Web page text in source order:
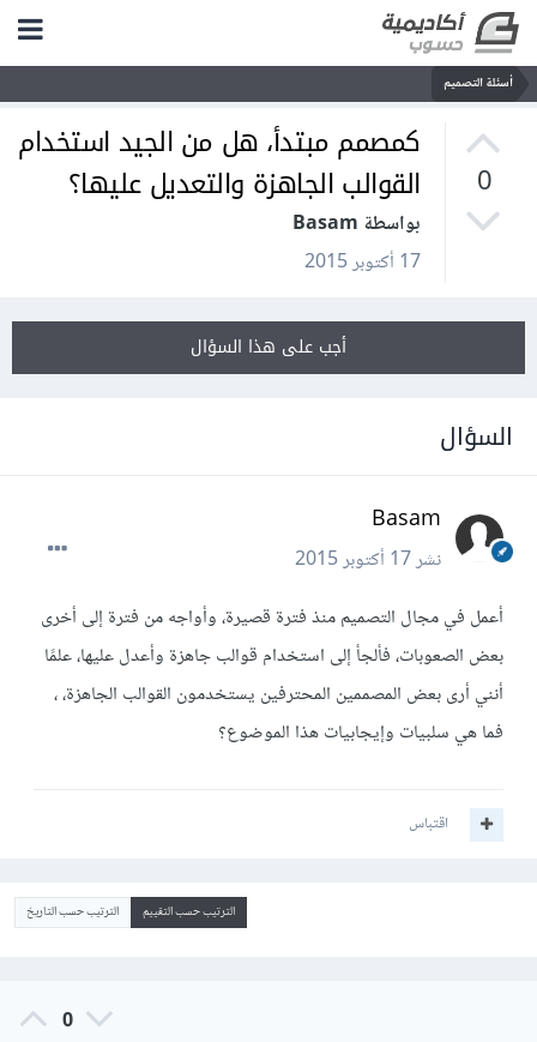
أسئلة التصميم
0
كمصمم مبتدأ، هل من الجيد استخدام
القوالب الجاهزة والتعديل عليها؟
بواسطة Basam
17 أكتوبر 2015
أجب على هذا السؤال
السؤال
Basam
نشر17 أكتوبر 2015
أعمل في مجال التصميم منذ فترة قصيرة، وأواجه من فترة إلى أخرى
بعض الصعوبات، فألجأ إلى استخدام قوالب جاهزة وأعدل عليها، علمًا
أنني أرى بعض المصممين المحترفين يستخدمون القوالب الجاهزة، ،
فما هي سلبيات وإيجابيات هذا الموضوع؟
اقتباس
الترتيب حسب التقييم الترتيب حسب التاريخ
0